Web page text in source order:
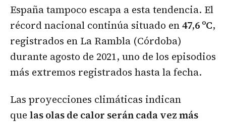
España tampoco escapa a esta tendencia. El
récord nacional continúa situado en47,6 ºC,
registrados en La Rambla (Córdoba)
durante agosto de 2021, uno de los episodios
más extremos registrados hasta la fecha.
Las proyecciones climáticas indican
que las olas de calor serán cada vez más